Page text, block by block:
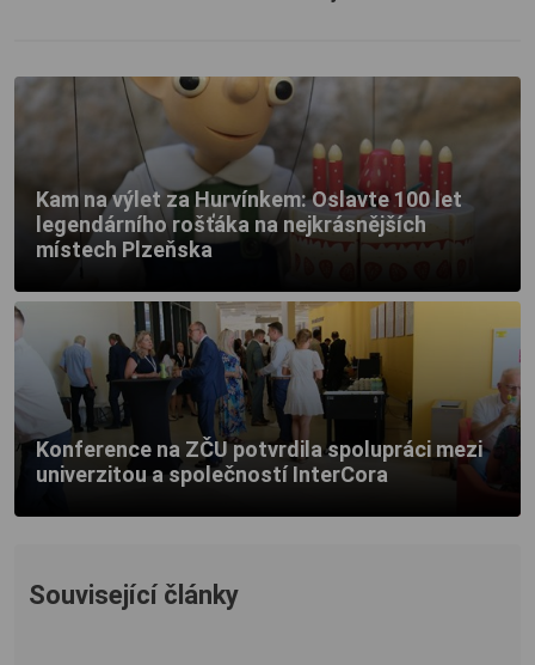
Kam na výlet za Hurvínkem: Oslavte 100 let
legendárního rošťáka na nejkrásnějších
místech Plzeňska
Konference na ZČU potvrdila spolupráci mezi
univerzitou a společností InterCora
Související články